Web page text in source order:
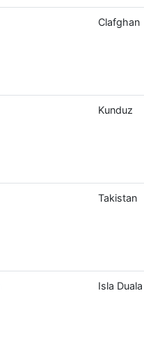
Clafghan
Kunduz
Takistan
Isla Duala